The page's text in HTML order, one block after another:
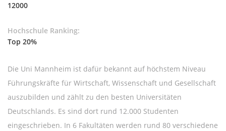
12000
Hochschule Ranking:
Top 20%
Die Uni Mannheim ist dafür bekannt auf höchstem Niveau
Führungs­kräfte für Wirtschaft, Wissenschaft und Gesellschaft
auszubilden und zählt zu den besten Universitäten
Deutschlands. Es sind dort rund 12.000 Studenten
eingeschrieben. In 6 Fakultäten werden rund 80 verschiedene